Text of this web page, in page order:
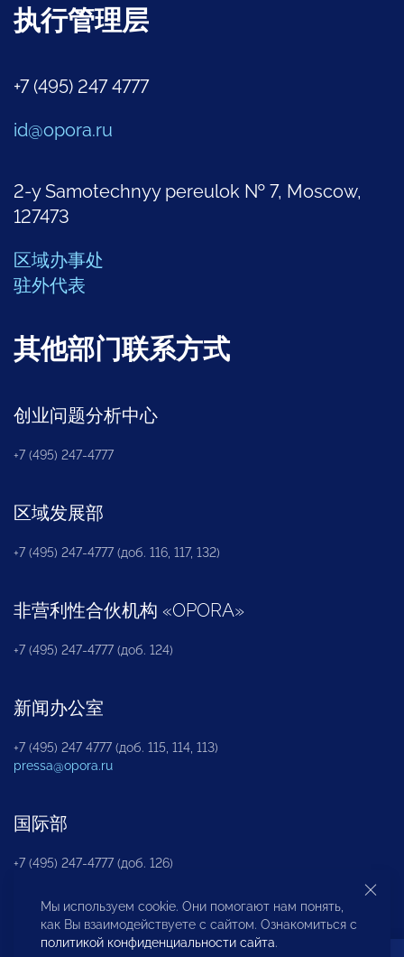
执行管理层
+7 (495) 247 4777
id@opora.ru
2-y Samotechnyy pereulok № 7, Moscow,
127473
区域办事处
驻外代表
其他部门联系方式
创业问题分析中心
+7 (495) 247-4777
区域发展部
+7 (495) 247-4777 (доб. 116, 117, 132)
非营利性合伙机构 «OPORA»
+7 (495) 247-4777 (доб. 124)
新闻办公室
+7 (495) 247 4777 (доб. 115, 114, 113)
pressa@opora.ru
国际部
+7 (495) 247-4777 (доб. 126)
商投权益保护部
Мы используем cookie. Они помогают нам понять,
как Вы взаимодействуете с сайтом. Ознакомиться с
политикой конфиденциальности сайта.